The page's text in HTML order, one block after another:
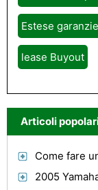
Estese
lease Buyout
Articoli
Come fare
2005